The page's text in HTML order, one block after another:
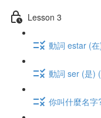
Lesson 3
動詞 estar (
動詞 ser (是)
你叫什麼名